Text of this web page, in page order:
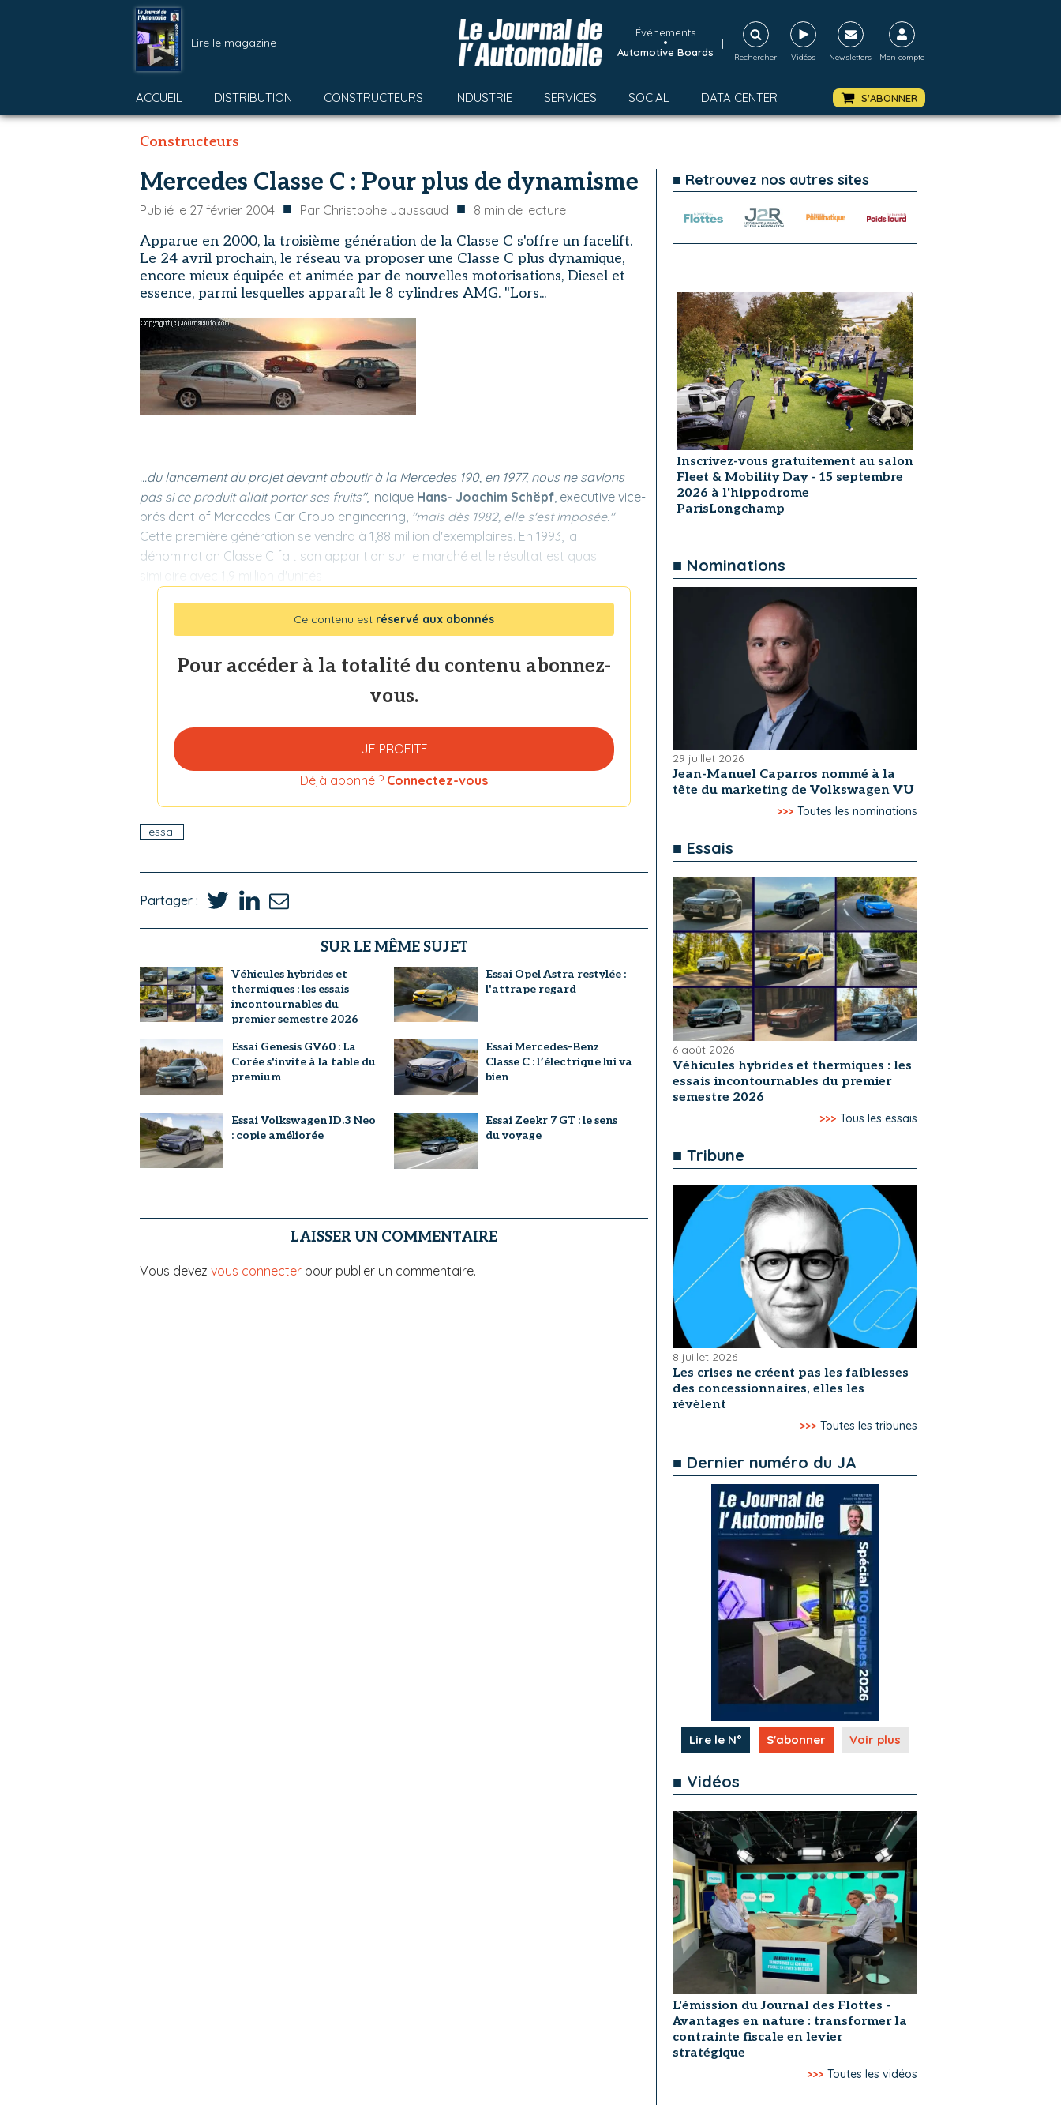
Lire le magazine
Événements
•
Automotive Boards
|
Rechercher Vidéos Newsletters Mon compte
ACCUEIL DISTRIBUTION CONSTRUCTEURS INDUSTRIE SERVICES SOCIAL DATA CENTER S'ABONNER
Constructeurs
Mercedes Classe C : Pour plus de dynamisme
Publié le 27 février 2004 ■ Par Christophe Jaussaud ■ 8 min de lecture
Apparue en 2000, la troisième génération de la Classe C s'offre un facelift.
Le 24 avril prochain, le réseau va proposer une Classe C plus dynamique,
encore mieux équipée et animée par de nouvelles motorisations, Diesel et
essence, parmi lesquelles apparaît le 8 cylindres AMG. "Lors...
...du lancement du projet devant aboutir à la Mercedes 190, en 1977, nous ne savions
pas si ce produit allait porter ses fruits", indique Hans- Joachim Schëpf, executive vice-
président of Mercedes Car Group engineering, "mais dès 1982, elle s'est imposée."
Cette première génération se vendra à 1,88 million d'exemplaires. En 1993, la
dénomination Classe C fait son apparition sur le marché et le résultat est quasi
similaire avec 1,9 million d'unités
Ce contenu est réservé aux abonnés
Pour accéder à la totalité du contenu abonnez-
vous.
JE PROFITE
Déjà abonné ? Connectez-vous
essai
Partager :
SUR LE MÊME SUJET
Véhicules hybrides et
thermiques : les essais
incontournables du
premier semestre 2026
Essai Opel Astra restylée :
l'attrape regard
Essai Genesis GV60 : La
Corée s'invite à la table du
premium
Essai Mercedes-Benz
Classe C : l’électrique lui va
bien
Essai Volkswagen ID.3 Neo
: copie améliorée
Essai Zeekr 7 GT : le sens
du voyage
LAISSER UN COMMENTAIRE
Vous devez vous connecter pour publier un commentaire.
■ Retrouvez nos autres sites
Inscrivez-vous gratuitement au salon
Fleet & Mobility Day - 15 septembre
2026 à l'hippodrome
ParisLongchamp
■ Nominations
29 juillet 2026
Jean-Manuel Caparros nommé à la
tête du marketing de Volkswagen VU
>>> Toutes les nominations
■ Essais
6 août 2026
Véhicules hybrides et thermiques : les
essais incontournables du premier
semestre 2026
>>> Tous les essais
■ Tribune
8 juillet 2026
Les crises ne créent pas les faiblesses
des concessionnaires, elles les
révèlent
>>> Toutes les tribunes
■ Dernier numéro du JA
Lire le N° S'abonner Voir plus
■ Vidéos
L'émission du Journal des Flottes -
Avantages en nature : transformer la
contrainte fiscale en levier
stratégique
>>> Toutes les vidéos